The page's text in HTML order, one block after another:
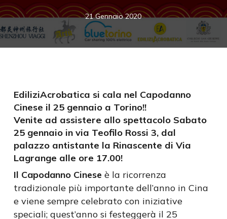
21 Gennaio 2020
EdiliziAcrobatica si cala nel Capodanno
Cinese il 25 gennaio a Torino!!
Venite ad assistere allo spettacolo Sabato
25 gennaio in via Teofilo Rossi 3, dal
palazzo antistante la Rinascente di Via
Lagrange alle ore 17.00!
Il Capodanno Cinese è la ricorrenza
tradizionale più importante dell’anno in Cina
e viene sempre celebrato con iniziative
speciali; quest’anno si festeggerà il 25